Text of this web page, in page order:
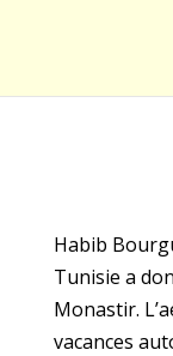
Habib
Tunisie a
Monastir.
vacances